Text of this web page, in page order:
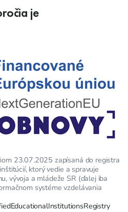
je
23.07.2025 zapísaná do registra
ktorý vedie a spravuje
vývoja a mládeže SR (ďalej iba
systéme vzdelávania